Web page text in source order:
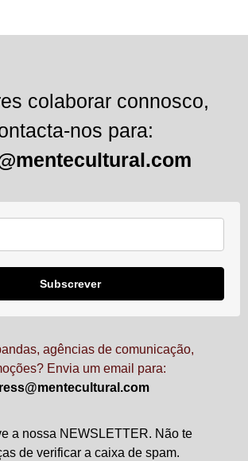
colaborar connosco,
nos para:
Subscrever
agências de comunicação,
Envia um email para:
a nossa NEWSLETTER. Não te
de verificar a caixa de spam.